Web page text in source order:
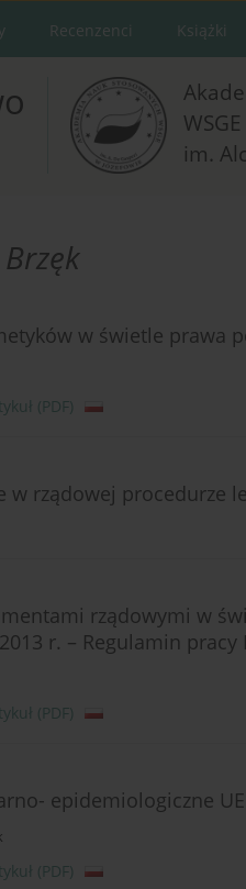
Recenzenci Książki
WSGE
im.
Brzęk
w świetle prawa
(PDF)
w rządowej procedurze
rządowymi w
r. – Regulamin
(PDF)
epidemiologiczne
(PDF)